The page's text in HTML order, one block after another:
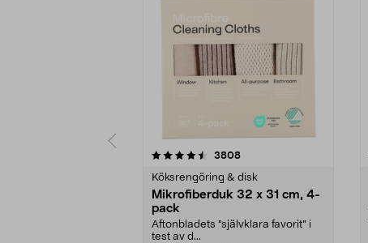
3808recensioner
Köksrengöring & disk
Mikrofiberduk 32 x 31 cm, 4-
pack
Aftonbladets "självklara favorit” i
test av d...
4.0av 5 stjärnor